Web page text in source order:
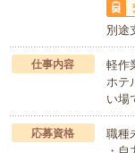
別途
仕事内容
軽作
ホテ
い場
応募資格
職種